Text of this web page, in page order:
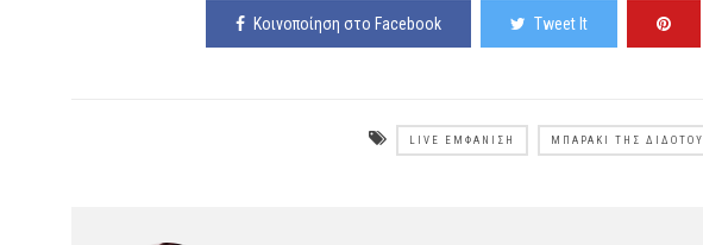
Κοινοποίηση στο Facebook Tweet It
LIVE ΕΜΦΆΝΙΣΗ ΜΠΑΡΆΚΙ ΤΗΣ ΔΙΔΌΤΟΥ